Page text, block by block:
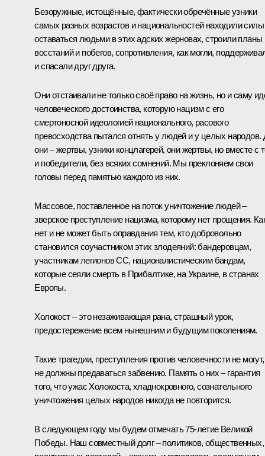
Безоружные, истощённые, фактически обречённые узники
самых разных возрастов и национальностей находили силы
оставаться людьми в этих адских жерновах, строили планы
восстаний и побегов, сопротивления, как могли,
и спасали друг друга.
Они отстаивали не только своё право на жизнь, но и саму
человеческого достоинства, которую нацизм с его
смертоносной идеологией национального, расового
превосходства пытался отнять у людей и у целых народов.
они – жертвы, узники концлагерей, они жертвы, но вместе с
и победители, без всяких сомнений. Мы преклоняем свои
головы перед памятью каждого из них.
Массовое, поставленное на поток уничтожение людей –
зверское преступление нацизма, которому нет прощения.
нет и не может быть оправдания тем, кто добровольно
становился соучастником этих злодеяний: бандеровцам,
участникам легионов СС, националистическим бандам,
которые сеяли смерть в Прибалтике, на Украине, в странах
Европы.
Холокост – это незаживающая рана, страшный урок,
предостережение всем нынешним и будущим поколениям.
Такие трагедии, преступления против человечности не могут,
не должны предаваться забвению. Память о них – гарантия
того, что ужас Холокоста, хладнокровного, сознательного
уничтожения целых народов никогда не повторится.
В следующем году мы будем отмечать 75-летие Великой
Победы. Наш совместный долг – политиков, общественных,